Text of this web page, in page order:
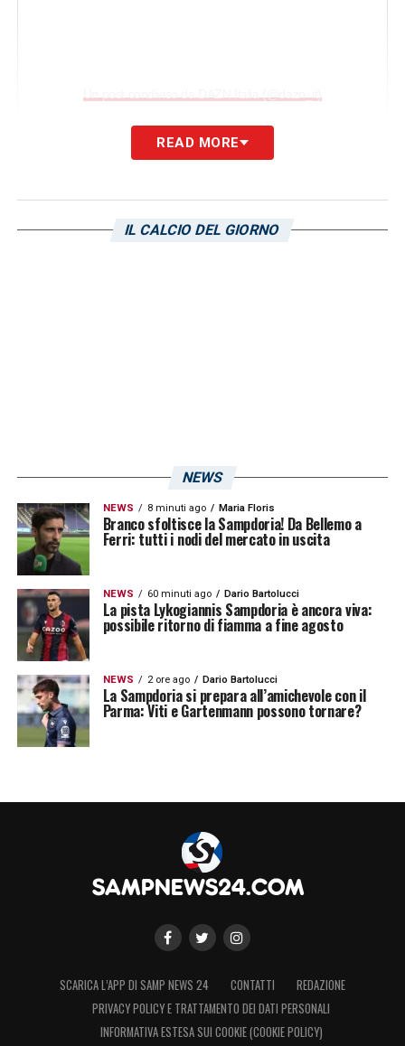
LA PLAYLIST DELLE NOSTRE TOP NEWS
READ MORE
IL CALCIO DEL GIORNO
NEWS
NEWS 8 minuti ago Maria Floris
Branco sfoltisce la Sampdoria! Da Bellemo a
Ferri: tutti i nodi del mercato in uscita
NEWS 60 minuti ago Dario Bartolucci
La pista Lykogiannis Sampdoria è ancora viva:
possibile ritorno di fiamma a fine agosto
NEWS 2 ore ago Dario Bartolucci
La Sampdoria si prepara all’amichevole con il
Parma: Viti e Gartenmann possono tornare?
SCARICA L’APP DI SAMP NEWS 24 CONTATTI
REDAZIONE
PRIVACY POLICY E TRATTAMENTO DEI DATI PERSONALI
INFORMATIVA ESTESA SUI COOKIE (COOKIE POLICY)